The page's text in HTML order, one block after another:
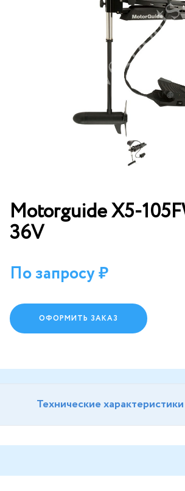
Motorguide X5-
36V
По запросу
ОФОРМИТЬ ЗАКАЗ
Технические характеристики